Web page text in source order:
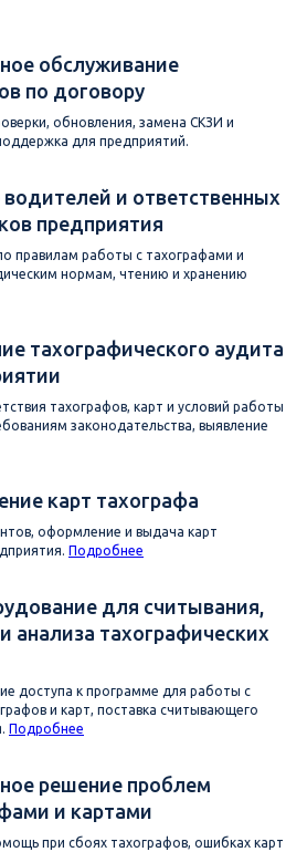
обслуживание
по договору
обновления, замена СКЗИ и
для предприятий.
и ответственных
предприятия
правилам работы с тахографами и
нормам, чтению и хранению
тахографического аудита
тахографов, карт и условий работы
законодательства, выявление
карт тахографа
оформление и выдача карт
Подробнее
для считывания,
анализа тахографических
доступа к программе для работы с
и карт, поставка считывающего
Подробнее
решение проблем
и картами
при сбоях тахографов, ошибках карт